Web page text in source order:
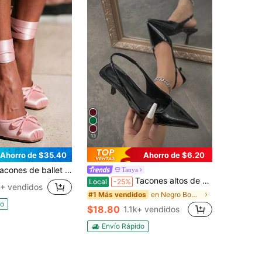
Ahorro de $35.40
de satén con punta cuadrada, lazo, cordones, tiras, Mary Jane, bailarinas estilo lolita, para fiestas, bodas, graduaciones, tacones estéticos bonitos.
vendidos
13
Ahorro de $6.20
Tanya
Local -25% Tacones altos de punta fina para mujer, sandalias de tacón de aguja con estilo de moda, tacones de gatito, elegantes
#1 Más vendidos en Negro Bombas De Mujeres
$18.80 1.1k+ vendidos
Envío Rápido